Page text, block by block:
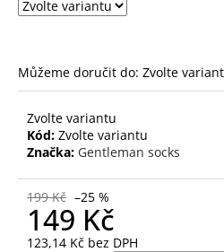
Můžeme doručit do: Zvolte
Zvolte variantu
Kód: Zvolte variantu
Značka: Gentleman socks
199 Kč –25 %
149 Kč
123,14 Kč bez DPH
o
p
o
u
č
u
e